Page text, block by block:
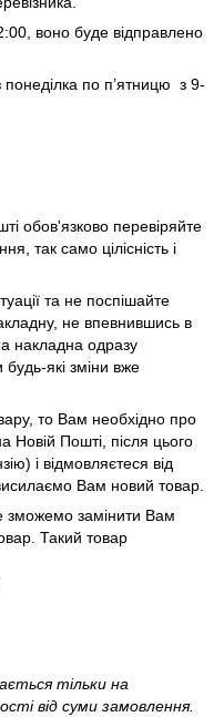
воно буде відправлено
по п’ятницю з 9-
обов'язково перевіряйте
так само цілісність і
та не поспішайте
не впевнившись в
накладна одразу
будь-які зміни вже
то Вам необхідно про
Новій Пошті, після цього
і відмовляєтеся від
Вам новий товар.
зможемо замінити Вам
Такий товар
тільки на
від суми замовлення.